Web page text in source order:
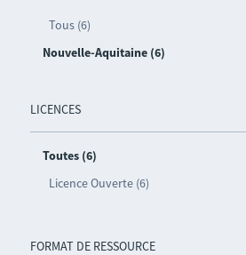
Tous (6)
Nouvelle-Aquitaine (6)
LICENCES
Toutes (6)
Licence Ouverte (6)
FORMAT DE RESSOURCE